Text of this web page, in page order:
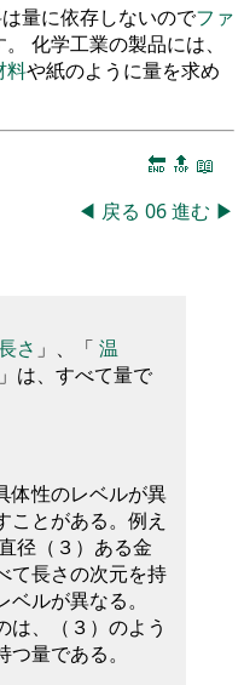
量に依存しないのでファ
化学工業の製品には、
料や紙のように量を求め
🔚 🔝 📖
◀ 戻る 06進む ▶
さ 」、「 温
」は、すべて量で
体性のレベルが異
ことがある。例え
径（３）ある金
て長さの次元を持
ルが異なる。
は、（３）のよう
量である。